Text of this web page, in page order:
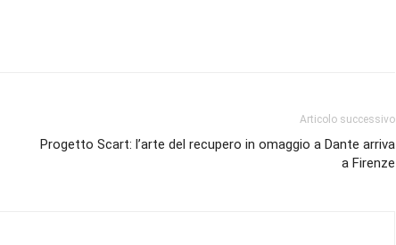
Articolo successivo
Progetto Scart: l’arte del recupero in omaggio a Dante arriva
a Firenze